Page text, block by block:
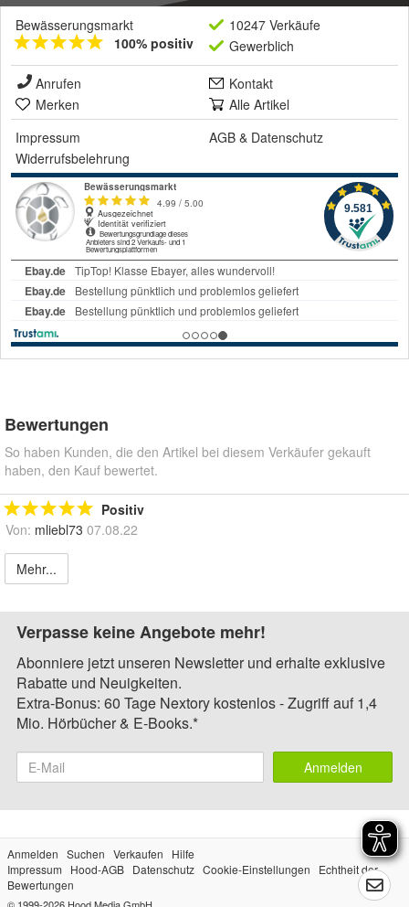
Bewässerungsmarkt
100% positiv
10247 Verkäufe
Gewerblich
Anrufen
Kontakt
Merken
Alle Artikel
Impressum
AGB & Datenschutz
Widerrufsbelehrung
Bewertungen
So haben Kunden, die den Artikel bei diesem Verkäufer gekauft
haben, den Kauf bewertet.
Positiv
Von: mliebl73 07.08.22
Mehr...
Verpasse keine Angebote mehr!
Abonniere jetzt unseren Newsletter und erhalte exklusive
Rabatte und Neuigkeiten.
Extra-Bonus: 60 Tage Nextory kostenlos - Zugriff auf 1,4
Mio. Hörbücher & E-Books.*
Anmelden
Anmelden Suchen Verkaufen
Hilfe
Impressum
Hood-AGB Datenschutz Cookie-Einstellungen
Echtheit der
Bewertungen
© 1999-2026 Hood Media GmbH